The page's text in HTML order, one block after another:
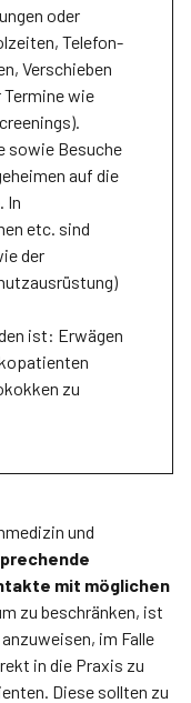
oder
Telefon-
Verschieben
wie
sowie Besuche
auf die
In
etc. sind
der
ist: Erwägen
zu
und
mit möglichen
zu beschränken, ist
im Falle
in die Praxis zu
Diese sollten zu